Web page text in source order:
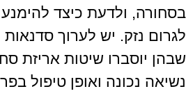
בסחורה, ולדעת כיצד
לגרום נזק. יש לערוך
שבהן יוסברו שיטות אריזת
נשיאה נכונה ואופן טיפול